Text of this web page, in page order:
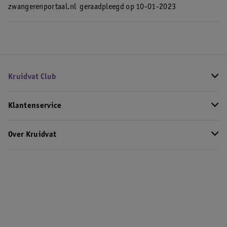
zwangerenportaal.nl geraadpleegd op 10-01-2023
Kruidvat Club
Klantenservice
Over Kruidvat